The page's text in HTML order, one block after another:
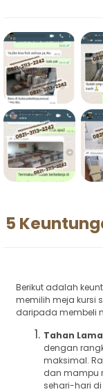
5
Berikut adalah
memilih meja kursi
daripada membeli
Tahan
dengan
maksimal.
dan mampu
sehari-hari